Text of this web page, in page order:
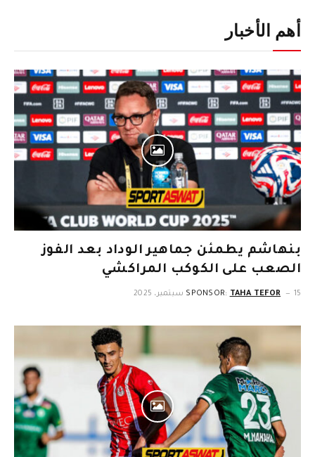
أهم الأخبار
بنهاشم يطمئن جماهير الوداد بعد الفوز
الصعب على الكوكب المراكشي
SPONSOR:TAHA TEFOR 15 سبتمبر، 2025